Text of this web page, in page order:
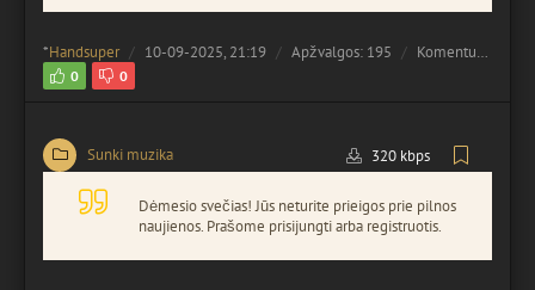
*Handsuper 10-09-2025, 21:19 Apžvalgos: 195 Komentuota:
0 0
Sunki muzika 320 kbps
Dėmesio svečias! Jūs neturite prieigos prie pilnos
naujienos. Prašome prisijungti arba registruotis.